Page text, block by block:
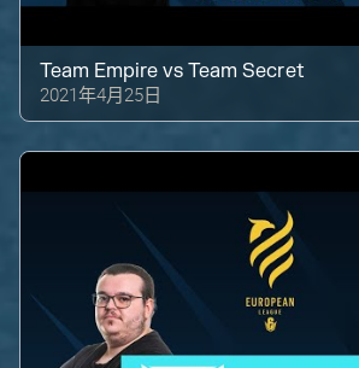
Team Empire vsTeam Secret
2021年4月25日